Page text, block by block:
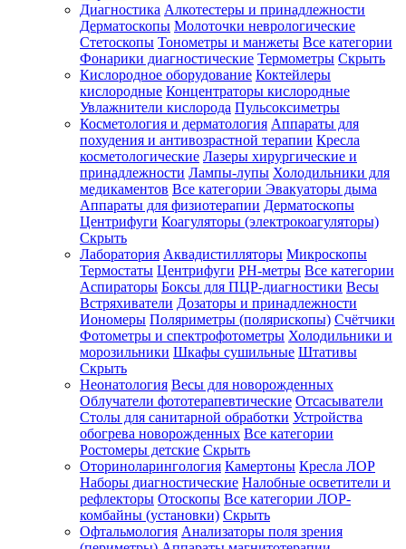
Диагностика Алкотестеры и принадлежности
Дерматоскопы Молоточки неврологические
Стетоскопы Тонометры и манжеты Все категории
Фонарики диагностические Термометры Скрыть
Кислородное оборудование Коктейлеры
кислородные Концентраторы кислородные
Увлажнители кислорода Пульсоксиметры
Косметология и дерматология Аппараты для
похудения и антивозрастной терапии Кресла
косметологические Лазеры хирургические и
принадлежности Лампы-лупы Холодильники для
медикаментов Все категории Эвакуаторы дыма
Аппараты для физиотерапии Дерматоскопы
Центрифуги Коагуляторы (электрокоагуляторы)
Скрыть
Лаборатория Аквадистилляторы Микроскопы
Термостаты Центрифуги PH-метры Все категории
Аспираторы Боксы для ПЦР-диагностики Весы
Встряхиватели Дозаторы и принадлежности
Иономеры Поляриметры (полярископы) Счётчики
Фотометры и спектрофотометры Холодильники и
морозильники Шкафы сушильные Штативы
Скрыть
Неонатология Весы для новорожденных
Облучатели фототерапевтические Отсасыватели
Столы для санитарной обработки Устройства
обогрева новорожденных Все категории
Ростомеры детские Скрыть
Оториноларингология Камертоны Кресла ЛОР
Наборы диагностические Налобные осветители и
рефлекторы Отоскопы Все категории ЛОР-
комбайны (установки) Скрыть
Офтальмология Анализаторы поля зрения